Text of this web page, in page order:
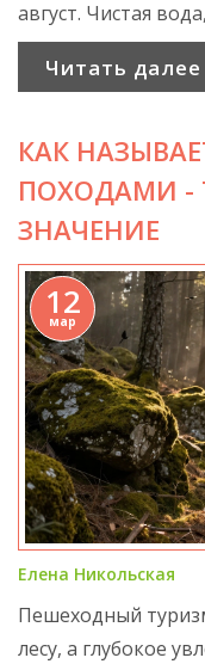
август. Чистая
Читать далее
КАК
ПОХОДАМИ -
ЗНАЧЕНИЕ
12
мар
Елена Никольская
Пешеходный
лесу, а глубокое